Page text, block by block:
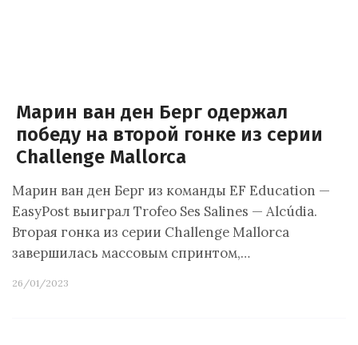
Марин ван ден Берг одержал
победу на второй гонке из серии
Challenge Mallorca
Марин ван ден Берг из команды EF Education —
EasyPost выиграл Trofeo Ses Salines — Alcúdia.
Вторая гонка из серии Challenge Mallorca
завершилась массовым спринтом,…
26/01/2023